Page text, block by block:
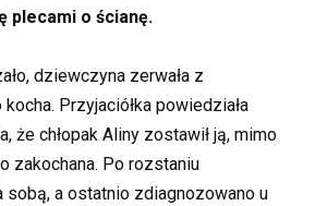
plecami o ścianę.
dziewczyna zerwała z
Przyjaciółka powiedziała
że chłopak Aliny zostawił ją, mimo
zakochana. Po rozstaniu
sobą, a ostatnio zdiagnozowano u